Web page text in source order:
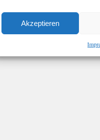
Akzeptieren